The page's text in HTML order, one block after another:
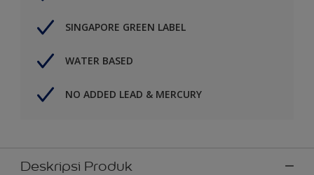
SINGAPORE GREEN LABEL
WATER BASED
NO ADDED LEAD & MERCURY
Deskripsi Produk